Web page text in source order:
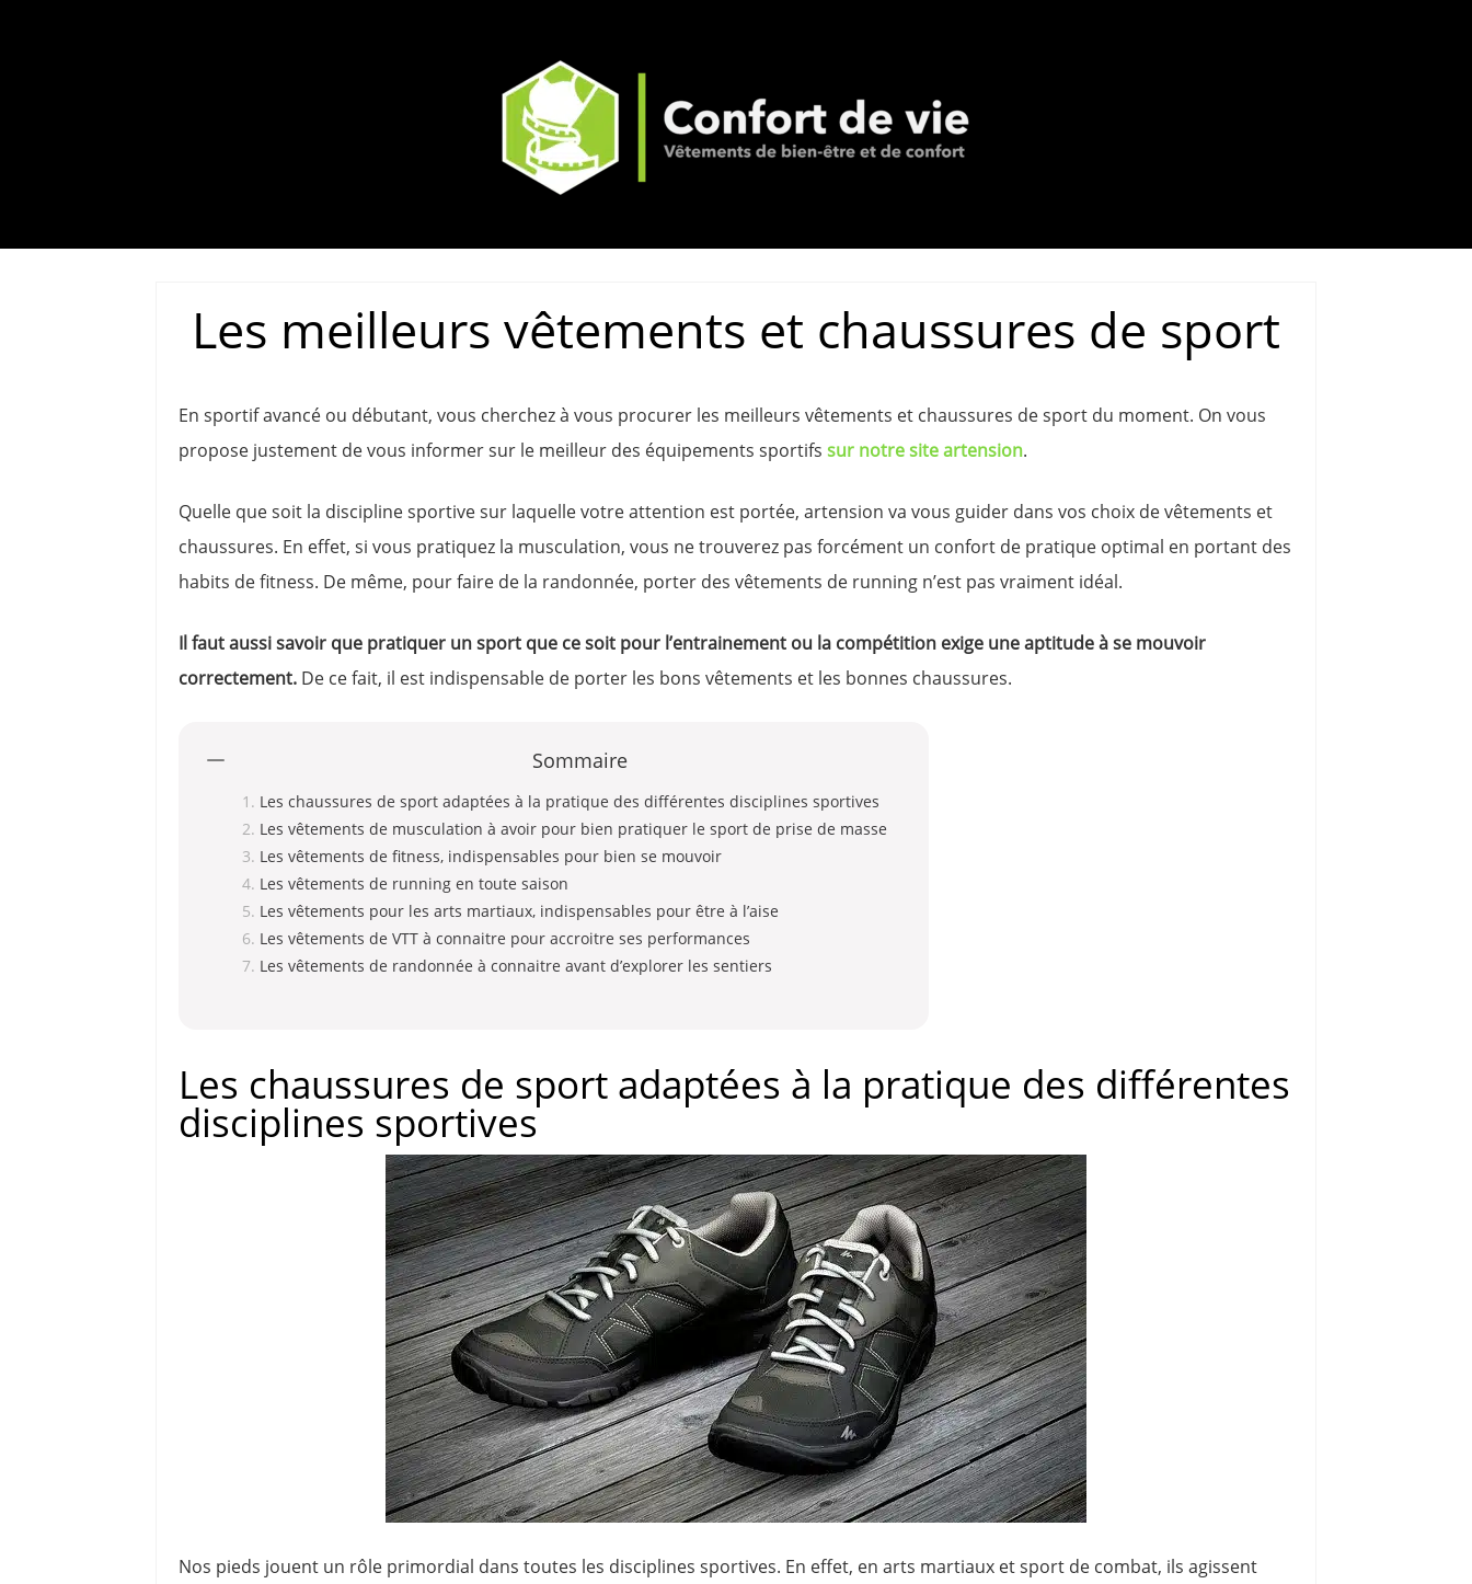
Les meilleurs vêtements et chaussures de sport
En sportif avancé ou débutant, vous cherchez à vous procurer les meilleurs vêtements et chaussures de sport du moment. On vous
propose justement de vous informer sur le meilleur des équipements sportifs sur notre site artension.
Quelle que soit la discipline sportive sur laquelle votre attention est portée, artension va vous guider dans vos choix de vêtements et
chaussures. En effet, si vous pratiquez la musculation, vous ne trouverez pas forcément un confort de pratique optimal en portant des
habits de fitness. De même, pour faire de la randonnée, porter des vêtements de running n’est pas vraiment idéal.
Il faut aussi savoir que pratiquer un sport que ce soit pour l’entrainement ou la compétition exige une aptitude à se mouvoir
correctement. De ce fait, il est indispensable de porter les bons vêtements et les bonnes chaussures.
Sommaire
Les chaussures de sport adaptées à la pratique des différentes disciplines sportives
Les vêtements de musculation à avoir pour bien pratiquer le sport de prise de masse
Les vêtements de fitness, indispensables pour bien se mouvoir
Les vêtements de running en toute saison
Les vêtements pour les arts martiaux, indispensables pour être à l’aise
Les vêtements de VTT à connaitre pour accroitre ses performances
Les vêtements de randonnée à connaitre avant d’explorer les sentiers
Les chaussures de sport adaptées à la pratique des différentes
disciplines sportives
Nos pieds jouent un rôle primordial dans toutes les disciplines sportives. En effet, en arts martiaux et sport de combat, ils agissent